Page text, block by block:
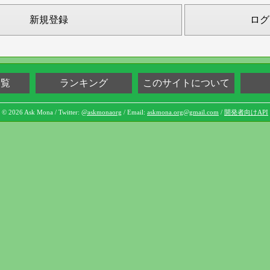
新規登録 ロ
ランキング このサイトについて
© 2026 Ask Mona / Twitter: @askmonaorg / Email: askmona.org@gmail.com / 開発者向けAPI